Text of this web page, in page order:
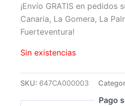
¡Envío GRATIS en pedidos
Canaria, La Gomera, La
Fuerteventura!
Sin existencias
SKU: 647CA000003
Pago